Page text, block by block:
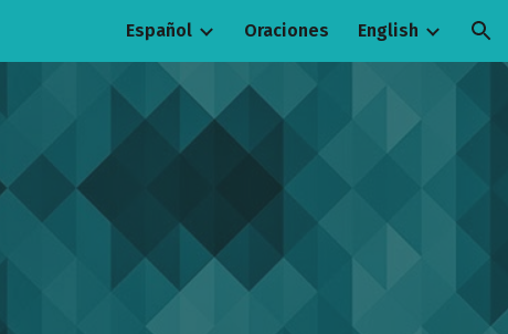
Español Oraciones English